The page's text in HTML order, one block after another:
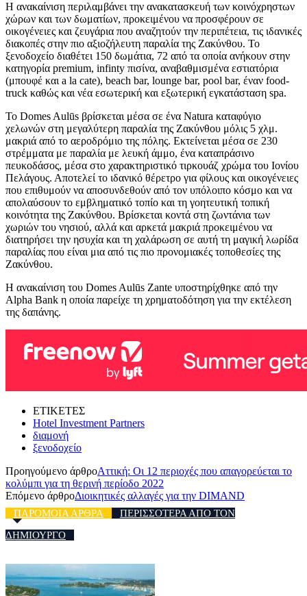
Η ανακαίνιση περιλαμβάνει την ανακατασκευή των κοινόχρηστων
χώρων και των δωματίων, προκειμένου να προσφέρουν σε
οικογένειες και ζευγάρια που αναζητούν την περιπέτεια, τις ιδανικές
διακοπές στην πιο αξιοζήλευτη παραλία της Ζακύνθου. Το
ξενοδοχείο διαθέτει 150 δωμάτια, 72 από τα οποία ανήκουν στην
κατηγορία premium, infinty πισίνα, αναβαθμισμένα εστιατόρια
(μπουφέ και a la cate), beach bar, lounge bar, pool bar, έναν food-
truck καθώς και νέα εσωτερική και εξωτερική εγκατάσταση spa.
Το Domes Aulūs βρίσκεται μέσα σε ένα Natura καταφύγιο
χελωνών στη μεγαλύτερη παραλία της Ζακύνθου μόλις 5 χλμ.
μακριά από το αεροδρόμιο της πόλης. Εκτείνεται μέσα σε 230
στρέμματα με παραλία με λευκή άμμο, ένα καταπράσινο
πευκοδάσος, μέσα στο χαρακτηριστικό τιρκουάζ χρώμα του Ιονίου
Πελάγους. Αποτελεί το ιδανικό θέρετρο για φίλους και οικογένειες
που επιθυμούν να αποσυνδεθούν από τον υπόλοιπο κόσμο και να
απολαύσουν το εμβληματικό τοπίο και τη γοητευτική τοπική
κοινότητα της Ζακύνθου. Βρίσκεται κοντά στη ζωντάνια των
χωριών του νησιού, αλλά και αρκετά μακριά προκειμένου να
διατηρήσει την ησυχία και τη χαλάρωση σε αυτή τη μαγική λωρίδα
παραλίας που είναι μια από τις πιο προνομιακές τοποθεσίες της
Ζακύνθου.
Η ανακαίνιση του Domes Aulūs Zante υποστηρίχθηκε από την
Alpha Bank η οποία παρείχε τη χρηματοδότηση για την εκτέλεση
της δαπάνης.
ΕΤΙΚΕΤΕΣ
Hotel Investment Partners
διαμονή
ξενοδοχείο
Προηγούμενο άρθροΑττική: Οι 12 περιοχές που απαγορεύεται το
κολύμπι για τη θερινή περίοδο 2022
Επόμενο άρθροΔιοικητικές αλλαγές για την DIMAND
ΠΑΡΟΜΟΙΑ ΑΡΘΡΑ
ΠΕΡΙΣΣΟΤΕΡΑ ΑΠΟ ΤΟΝ
ΔΗΜΙΟΥΡΓΟ